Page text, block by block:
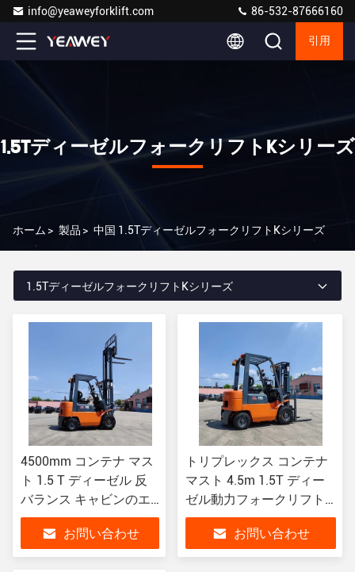
info@yeaweyforklift.com 86-532-87666160
引用
1.5TディーゼルフォークリフトKシリーズ
ホーム > 製品 > 中国 1.5TディーゼルフォークリフトKシリーズ
1.5TディーゼルフォークリフトKシリーズ
4500mm コンテナ マス
ト 1.5 T ディーゼル 反
バランス キャビンのエ
アコン
お問い合わせ
トリプレックス コンテナ
マスト 4.5m 1.5T ディー
ゼル動力フォークリフト
MITSUBISHI S4S エンジ
お問い合わせ